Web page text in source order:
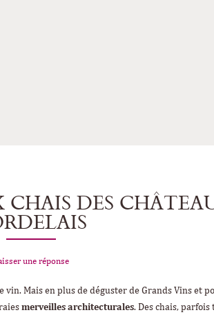
CHAIS DES
une réponse
Mais en plus de déguster de Grands Vins et
merveilles architecturales. Des chais,